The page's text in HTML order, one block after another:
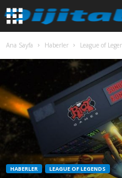
Ana Sayfa Haberler League of
HABERLER LEAGUE OF LEGENDS